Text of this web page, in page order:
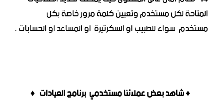
المتاحة لكل مستخدم وتعيين كلمة مرور خاصة بكل
مستخدم سواء للطبيب او السكرتيرة او المساعد او الحسابات .
♦ شاهد بعض عملائنا مستخدمي برنامج العيادات ♦